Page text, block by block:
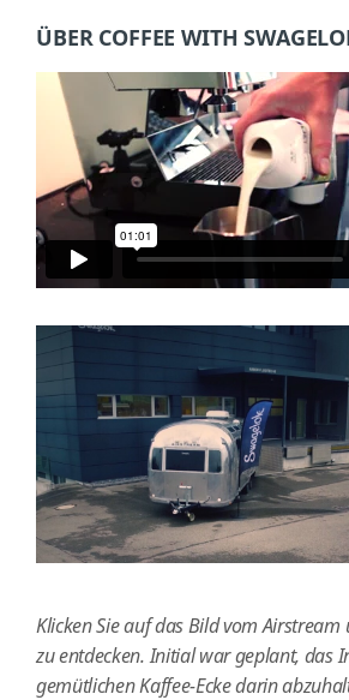
ÜBER COFFEE WITH
Klicken Sie auf das Bild vom
zu entdecken. Initial war geplant, das
gemütlichen Kaffee-Ecke darin